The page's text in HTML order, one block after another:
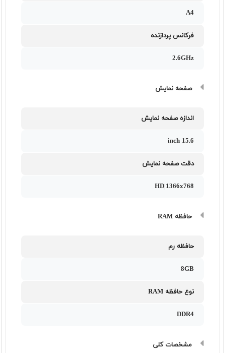
A4
فرکانس پردازنده
2.6GHz
صفحه نمایش
اندازه صفحه نمایش
15.6 inch
دقت صفحه نمایش
HD|1366x768
حافظه RAM
حافظه رم
8GB
نوع حافظه RAM
DDR4
مشخصات کلی